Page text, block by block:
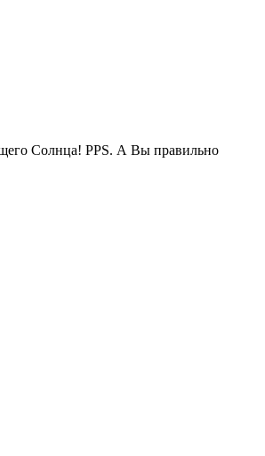
Солнца! PPS. А Вы правильно